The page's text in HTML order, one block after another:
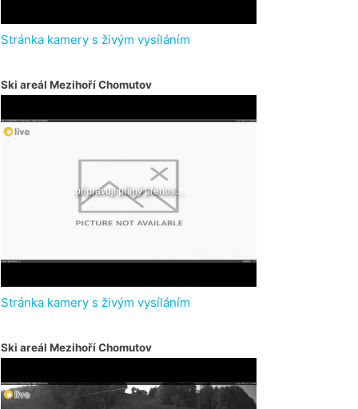
Stránka kamery s živým vysíláním
Ski areál Mezihoří Chomutov
Stránka kamery s živým vysíláním
Ski areál Mezihoří Chomutov